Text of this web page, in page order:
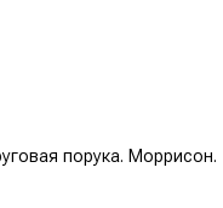
порука. Моррисон.